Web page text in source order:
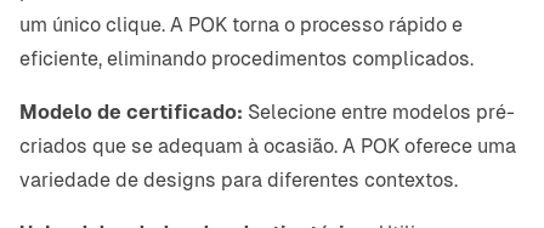
um único clique. A POK torna o processo rápido e
eficiente, eliminando procedimentos complicados.
Modelo de certificado: Selecione entre modelos pré-
criados que se adequam à ocasião. A POK oferece uma
variedade de designs para diferentes contextos.